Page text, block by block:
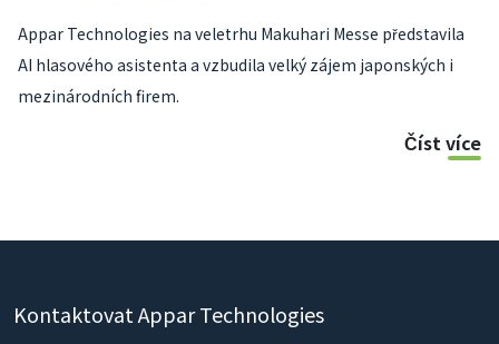
Appar Technologies na veletrhu Makuhari Messe představila
AI hlasového asistenta a vzbudila velký zájem japonských i
mezinárodních firem.
Číst více
Kontaktovat Appar Technologies